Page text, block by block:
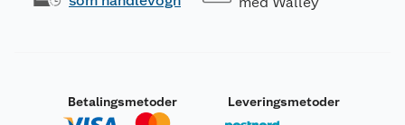
Betalingsmetoder Leveringsmetoder